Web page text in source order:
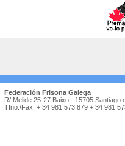
Federación Frisona Galega
R/ Melide 25-27 Baixo - 15705 Santiago
Tfno./Fax: + 34 981 573 879 + 34 981